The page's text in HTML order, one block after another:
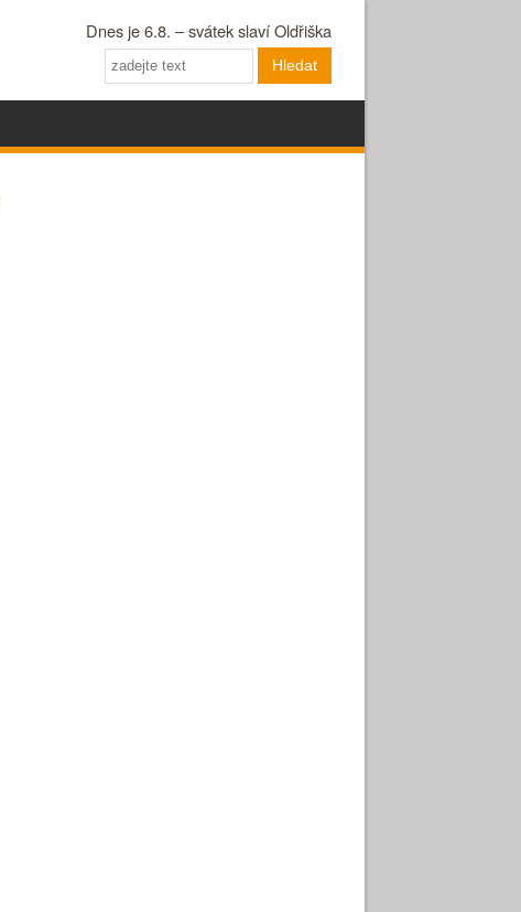
Dnes je 6.8. – svátek slaví Oldřiška
Hledat